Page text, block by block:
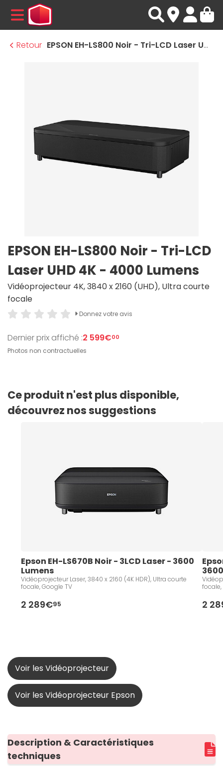
MENU
Retour
EPSON EH-LS800 Noir - Tri-LCD Laser UHD 4K - 4000 Lumens
EPSON EH-LS800 Noir - Tri-LCD
Laser UHD 4K - 4000 Lumens
Vidéoprojecteur 4K, 3840 x 2160 (UHD), Ultra courte
focale
Donnez votre avis
Dernier prix affiché :2 599€00
Photos non contractuelles
Ce produit n'est plus disponible,
découvrez nos suggestions
Epson EH-LS670B Noir - 3LCD Laser - 3600
Lumens
Vidéoprojecteur Laser, 3840 x 2160 (4K HDR), Ultra courte
focale, Google TV
2 289€95
focale,
2
Voir les Vidéoprojecteur
Voir les Vidéoprojecteur Epson
Description & Caractéristiques
techniques